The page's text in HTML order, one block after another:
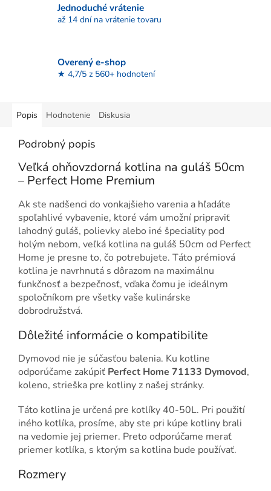
Jednoduché vrátenie
až 14 dní na vrátenie tovaru
Overený e-shop
★ 4,7/5 z 560+ hodnotení
Popis Hodnotenie Diskusia
Podrobný popis
Veľká ohňovzdorná kotlina na guláš 50cm
– Perfect Home Premium
Ak ste nadšenci do vonkajšieho varenia a hľadáte
spoľahlivé vybavenie, ktoré vám umožní pripraviť
lahodný guláš, polievky alebo iné špeciality pod
holým nebom, veľká kotlina na guláš 50cm od Perfect
Home je presne to, čo potrebujete. Táto prémiová
kotlina je navrhnutá s dôrazom na maximálnu
funkčnosť a bezpečnosť, vďaka čomu je ideálnym
spoločníkom pre všetky vaše kulinárske
dobrodružstvá.
Dôležité informácie o kompatibilite
Dymovod nie je súčasťou balenia. Ku kotline
odporúčame zakúpiť Perfect Home 71133 Dymovod,
koleno, strieška pre kotliny z našej stránky.
Táto kotlina je určená pre kotlíky 40-50L. Pri použití
iného kotlíka, prosíme, aby ste pri kúpe kotliny brali
na vedomie jej priemer. Preto odporúčame merať
priemer kotlíka, s ktorým sa kotlina bude používať.
Rozmery